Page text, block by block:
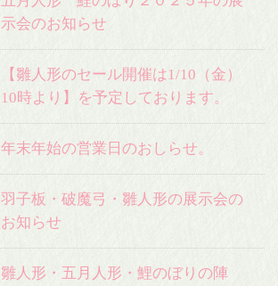
示会のお知らせ
【雛人形のセール開催は1/10（金）
10時より】を予定しております。
年末年始の営業日のおしらせ。
羽子板・破魔弓・雛人形の展示会の
お知らせ
雛人形・五月人形・鯉のぼりの陣